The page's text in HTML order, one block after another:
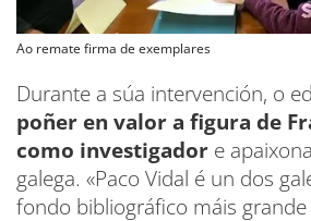
Ao remate firma de exemplares
Durante a súa intervención, o
poñer en valor a figura de
como investigador e
galega. «Paco Vidal é un dos
fondo bibliográfico máis grande